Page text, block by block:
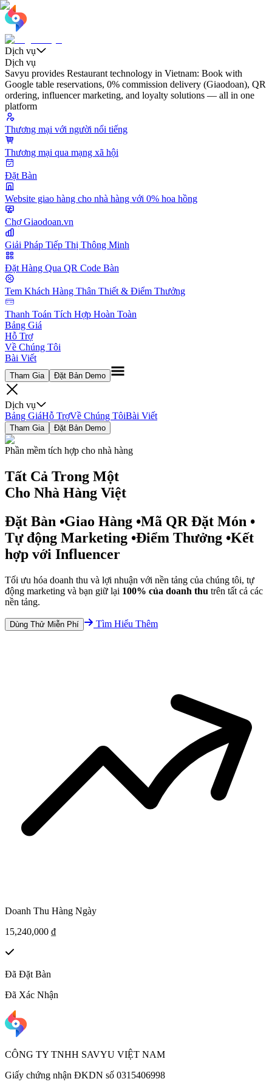
Dịch vụ
Dịch vụ
Savyu provides Restaurant technology in Vietnam: Book with
Google table reservations, 0% commission delivery (Giaodoan), QR
ordering, influencer marketing, and loyalty solutions — all in one
platform
Thương mại với người nổi tiếng
Thương mại qua mạng xã hội
Đặt Bàn
Website giao hàng cho nhà hàng với 0% hoa hồng
Chợ Giaodoan.vn
Giải Pháp Tiếp Thị Thông Minh
Đặt Hàng Qua QR Code Bàn
Tem Khách Hàng Thân Thiết & Điểm Thưởng
Thanh Toán Tích Hợp Hoàn Toàn
Bảng Giá
Hỗ Trợ
Về Chúng Tôi
Bài Viết
Tham Gia Đặt Bản Demo
Dịch vụ
Bảng GiáHỗ TrợVề Chúng TôiBài Viết
Tham Gia Đặt Bản Demo
Phần mềm tích hợp cho nhà hàng
Tất Cả Trong Một
Cho Nhà Hàng Việt
Đặt Bàn •Giao Hàng •Mã QR Đặt Món •
Tự động Marketing •Điểm Thưởng •Kết
hợp với Influencer
Tối ưu hóa doanh thu và lợi nhuận với nền tảng của chúng tôi, tự
động marketing và bạn giữ lại 100% của doanh thu trên tất cả các
nền tảng.
Dùng Thử Miễn Phí Tìm Hiểu Thêm
Doanh Thu Hàng Ngày
15,240,000 ₫
Đã Đặt Bàn
Đã Xác Nhận
CÔNG TY TNHH SAVYU VIỆT NAM
Giấy chứng nhận ĐKDN số 0315406998